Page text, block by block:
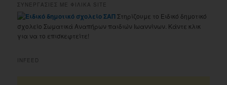
ΣΥΝΕΡΓΑΣΙΕΣ ΜΕ ΦΙΛΙΚΑ SITE
Στηρίζουμε το Ειδικό δημοτικό
σχολείο Σωματικά Αναπήρων παιδιών Ιωαννίνων. Κάντε κλικ
για να το επισκεφτείτε!
INFEED